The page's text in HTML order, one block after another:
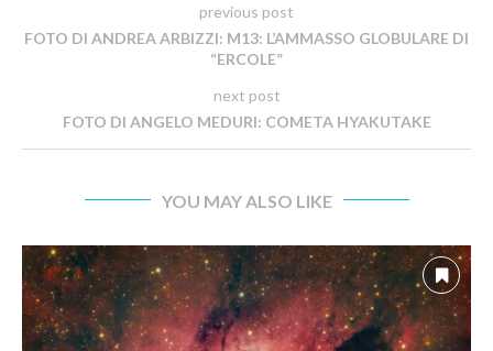
previous post
FOTO DI ANDREA ARBIZZI: M13: L’AMMASSO GLOBULARE DI
“ERCOLE”
next post
FOTO DI ANGELO MEDURI: COMETA HYAKUTAKE
YOU MAY ALSO LIKE